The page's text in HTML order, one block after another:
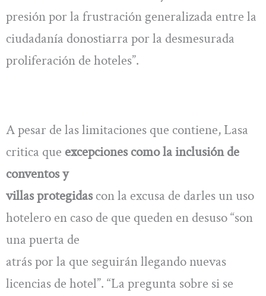
presión por la frustración generalizada entre la
ciudadanía donostiarra por la desmesurada
proliferación de hoteles”.
A pesar de las limitaciones que contiene, Lasa
critica que excepciones como la inclusión de
conventos y
villas protegidascon la excusa de darles un uso
hotelero en caso de que queden en desuso “son
una puerta de
atrás por la que seguirán llegando nuevas
licencias de hotel”. “La pregunta sobre si se